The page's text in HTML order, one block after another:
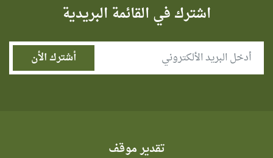
اشترك في القائمة البريدية
تقدير موقف